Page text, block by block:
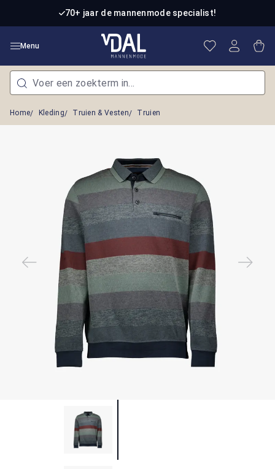
Ga naar de hoofdinhoud70+ jaar de mannenmode specialist!
Menu Je hebt 0
Home Kleding Truien & Vesten Truien